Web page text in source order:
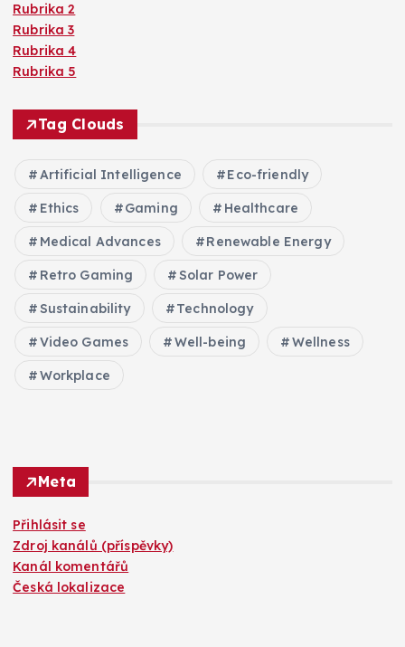
Rubrika 2
Rubrika 3
Rubrika 4
Rubrika 5
Tag Clouds
Artificial Intelligence Eco-friendly
Ethics Gaming Healthcare
Medical Advances Renewable Energy
Retro Gaming Solar Power
Sustainability Technology
Video Games Well-being Wellness
Workplace
Meta
Přihlásit se
Zdroj kanálů (příspěvky)
Kanál komentářů
Česká lokalizace